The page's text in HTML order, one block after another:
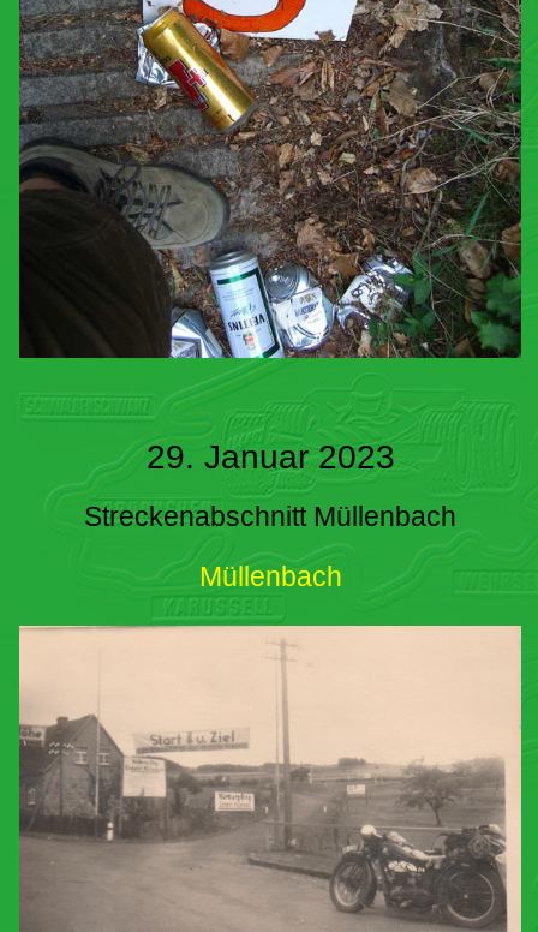
29. Januar 2023
Streckenabschnitt Müllenbach
Müllenbach